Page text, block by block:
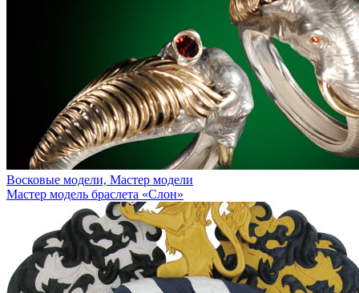
Восковые модели, Мастер модели
Мастер модель браслета «Слон»